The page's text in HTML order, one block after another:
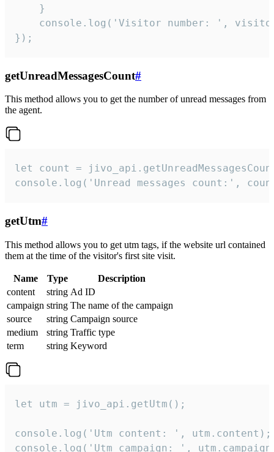
    }
console.log('Visitor number: ',
});
getUnreadMessagesCount#
This method allows you to get the number of unread messages from
the agent.
let count =
console.log('Unread messages count:',
getUtm#
This method allows you to get utm tags, if the website url contained
them at the time of the visitor's first site visit.
Name Type
Description
content
string Ad ID
campaign string The name of the campaign
source
string Campaign source
medium
string Traffic type
term
string Keyword
let utm = jivo_api.getUtm();
console.log('Utm content: ', utm.content);
console.log('Utm campaign: ',